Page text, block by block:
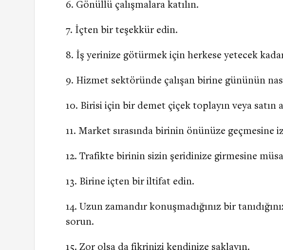
Gönüllü çalışmalara katılın.
İçten bir teşekkür edin.
İş yerinize götürmek için herkese yetecek
Hizmet sektöründe çalışan birine gününün
Birisi için bir demet çiçek toplayın veya satın
Market sırasında birinin önünüze geçmesine
Trafikte birinin sizin şeridinize girmesine
Birine içten bir iltifat edin.
Uzun zamandır konuşmadığınız bir
sorun.